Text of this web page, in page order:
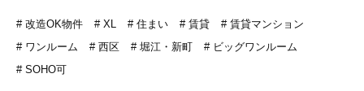
改造OK物件 XL 住まい 賃貸
賃貸マンション
ワンルーム
西区 堀江・新町
ビッグワンルーム
SOHO可